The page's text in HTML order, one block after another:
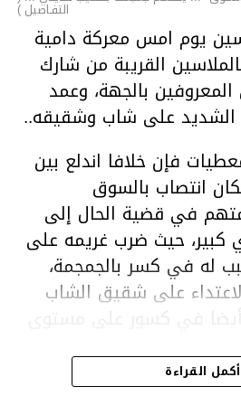
التفـاصيل )
يوم امس معركة دامية
القريبة من شارك
بالجهة، وعمد
الشديد على شاب وشقيقه..
فإن خلافا اندلع بين
انتصاب بالسوق
في قضية الحال إلى
حيث ضرب غريمه على
له في كسر بالجمجمة،
على شقيق الشاب
أيضا في كسور على مستوى
مركز الأمن الوطني بحي
من محاصرة المشتبه به
أكمل القراءة